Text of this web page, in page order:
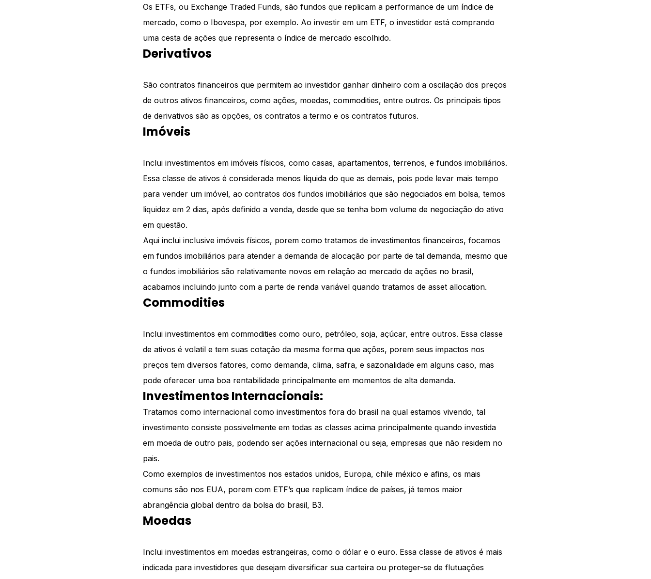
Os ETFs, ou Exchange Traded Funds, são fundos que replicam a performance de um índice de
mercado, como o Ibovespa, por exemplo. Ao investir em um ETF, o investidor está comprando
uma cesta de ações que representa o índice de mercado escolhido.
Derivativos
São contratos financeiros que permitem ao investidor ganhar dinheiro com a oscilação dos preços
de outros ativos financeiros, como ações, moedas, commodities, entre outros. Os principais tipos
de derivativos são as opções, os contratos a termo e os contratos futuros.
Imóveis
Inclui investimentos em imóveis físicos, como casas, apartamentos, terrenos, e fundos imobiliários.
Essa classe de ativos é considerada menos líquida do que as demais, pois pode levar mais tempo
para vender um imóvel, ao contratos dos fundos imobiliários que são negociados em bolsa, temos
liquidez em 2 dias, após definido a venda, desde que se tenha bom volume de negociação do ativo
em questão.
Aqui inclui inclusive imóveis físicos, porem como tratamos de investimentos financeiros, focamos
em fundos imobiliários para atender a demanda de alocação por parte de tal demanda, mesmo que
o fundos imobiliários são relativamente novos em relação ao mercado de ações no brasil,
acabamos incluindo junto com a parte de renda variável quando tratamos de asset allocation.
Commodities
Inclui investimentos em commodities como ouro, petróleo, soja, açúcar, entre outros. Essa classe
de ativos é volatil e tem suas cotação da mesma forma que ações, porem seus impactos nos
preços tem diversos fatores, como demanda, clima, safra, e sazonalidade em alguns caso, mas
pode oferecer uma boa rentabilidade principalmente em momentos de alta demanda.
Investimentos Internacionais:
Tratamos como internacional como investimentos fora do brasil na qual estamos vivendo, tal
investimento consiste possivelmente em todas as classes acima principalmente quando investida
em moeda de outro pais, podendo ser ações internacional ou seja, empresas que não residem no
pais.
Como exemplos de investimentos nos estados unidos, Europa, chile méxico e afins, os mais
comuns são nos EUA, porem com ETF’s que replicam índice de países, já temos maior
abrangência global dentro da bolsa do brasil, B3.
Moedas
Inclui investimentos em moedas estrangeiras, como o dólar e o euro. Essa classe de ativos é mais
indicada para investidores que desejam diversificar sua carteira ou proteger-se de flutuações